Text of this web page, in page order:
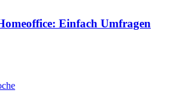
Einfach Umfragen